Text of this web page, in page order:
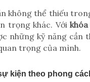
không thể thiếu
trọng khác. Với
những kỹ năng
trọng của mình.
kiện theo phong